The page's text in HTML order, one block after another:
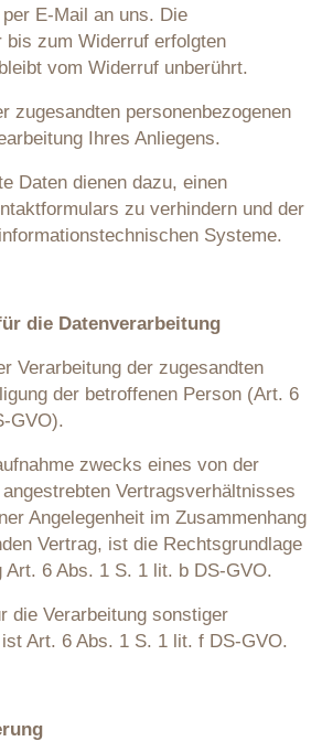
E-Mail an uns. Die
bis zum Widerruf erfolgten
vom Widerruf unberührt.
zugesandten personenbezogenen
Ihres Anliegens.
Daten dienen dazu, einen
zu verhindern und der
Systeme.
die Datenverarbeitung
Verarbeitung der zugesandten
der betroffenen Person (Art. 6
GVO).
zwecks eines von der
Vertragsverhältnisses
Angelegenheit im Zusammenhang
Vertrag, ist die Rechtsgrundlage
Art. 6 Abs. 1 S. 1 lit. b DS-GVO.
die Verarbeitung sonstiger
Art. 6 Abs. 1 S. 1 lit. f DS-GVO.